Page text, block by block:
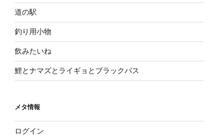
道の駅
釣り用小物
飲みたいね
鯉とナマズとライギョとブラックバス
メタ情報
ログイン